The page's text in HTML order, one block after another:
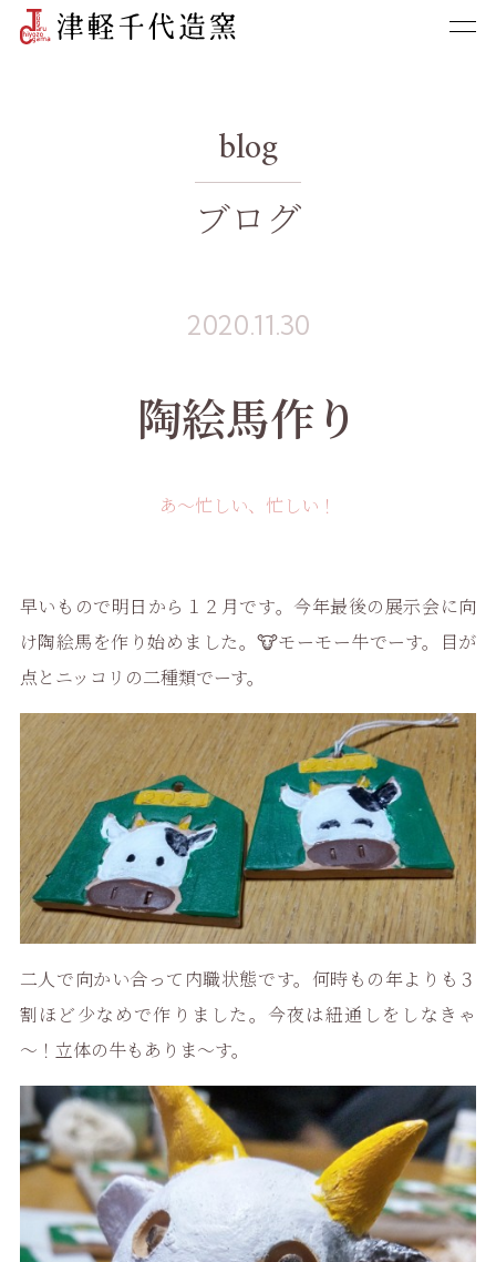
blog
ブログ
2020.11.30
陶絵馬作り
あ〜忙しい、忙しい！
早いもので明日から１２月です。今年最後の展示会に向
け陶絵馬を作り始めました。🐮モーモー牛でーす。目が
点とニッコリの二種類でーす。
二人で向かい合って内職状態です。何時もの年よりも３
割ほど少なめで作りました。今夜は紐通しをしなきゃ
～！立体の牛もありま～す。